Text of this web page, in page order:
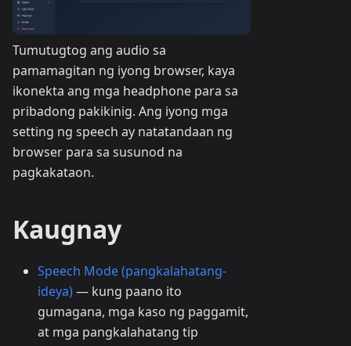
Tumutugtog ang audio sa
pamamagitan ng iyong browser, kaya
ikonekta ang mga headphone para sa
pribadong pakikinig. Ang iyong mga
setting ng speech ay natatandaan ng
browser para sa susunod na
pagkakataon.
Kaugnay
Speech Mode (pangkalahatang-
ideya)— kung paano ito
gumagana, mga kaso ng paggamit,
at mga pangkalahatang tip